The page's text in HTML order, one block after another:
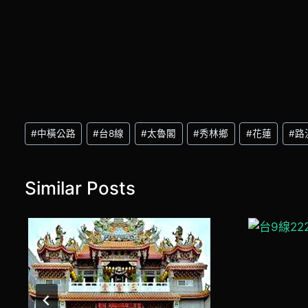
Post
Tags:
#中橫公路 #台8線 #太魯閣 #秀林鄉 #花蓮 #路
Similar Posts